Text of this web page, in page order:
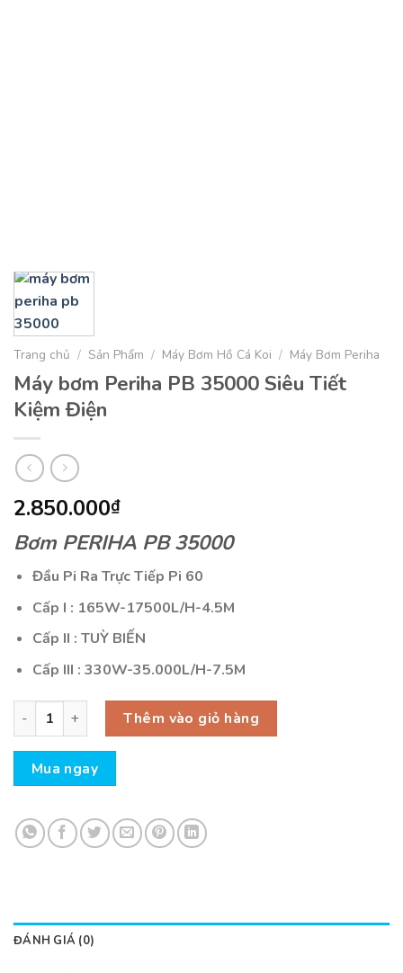
Trang chủ / Sản Phẩm / Máy Bơm Hồ Cá Koi / Máy Bơm Periha
Máy bơm Periha PB 35000 Siêu Tiết
Kiệm Điện
2.850.000₫
Bơm PERIHA PB 35000
Đầu Pi Ra Trực Tiếp Pi 60
Cấp I : 165W-17500L/H-4.5M
Cấp II : TUỲ BIẾN
Cấp III : 330W-35.000L/H-7.5M
Máy bơm Periha PB 35000 Siêu Tiết Kiệm Điện số lượng
Thêm vào giỏ hàng
Mua ngay
ĐÁNH GIÁ (0)